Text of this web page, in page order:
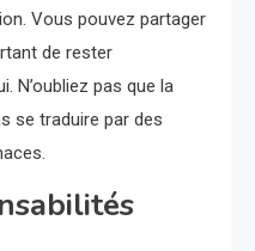
Vous pouvez partager
de rester
N’oubliez pas que la
se traduire par des